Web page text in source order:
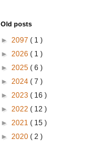
Old posts
► 2097 ( 1 )
► 2026 ( 1 )
► 2025 ( 6 )
► 2024 ( 7 )
► 2023 ( 16 )
► 2022 ( 12 )
► 2021 ( 15 )
► 2020 ( 2 )